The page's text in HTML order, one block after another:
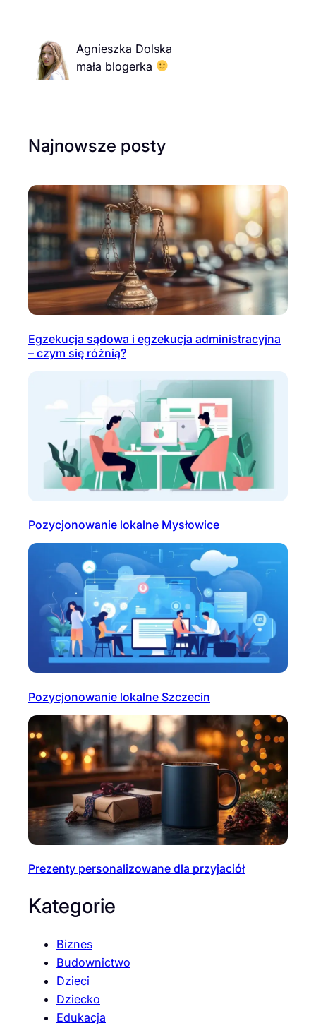
Agnieszka Dolska
mała blogerka
Najnowsze posty
Egzekucja sądowa i egzekucja administracyjna
– czym się różnią?
Pozycjonowanie lokalne Mysłowice
Pozycjonowanie lokalne Szczecin
Prezenty personalizowane dla przyjaciół
Kategorie
Biznes
Budownictwo
Dzieci
Dziecko
Edukacja